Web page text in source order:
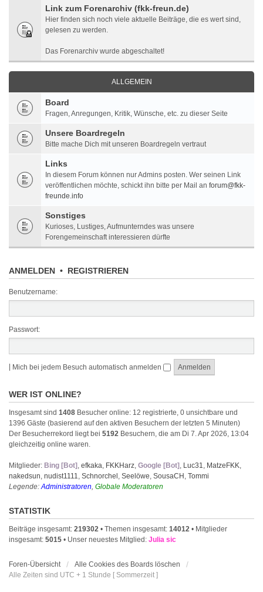
Link zum Forenarchiv (fkk-freun.de)
Hier finden sich noch viele aktuelle Beiträge, die es wert sind,
gelesen zu werden.
Das Forenarchiv wurde abgeschaltet!
ALLGEMEIN
Board
Fragen, Anregungen, Kritik, Wünsche, etc. zu dieser Seite
Unsere Boardregeln
Bitte mache Dich mit unseren Boardregeln vertraut
Links
In diesem Forum können nur Admins posten. Wer seinen Link
veröffentlichen möchte, schickt ihn bitte per Mail an forum@fkk-
freunde.info
Sonstiges
Kurioses, Lustiges, Aufmunterndes was unsere
Forengemeinschaft interessieren dürfte
ANMELDEN • REGISTRIEREN
Benutzername:
Passwort:
Mich bei jedem Besuch automatisch anmelden
WER IST ONLINE?
Insgesamt sind 1408 Besucher online: 12 registrierte, 0 unsichtbare und
1396 Gäste (basierend auf den aktiven Besuchern der letzten 5 Minuten)
Der Besucherrekord liegt bei 5192 Besuchern, die am Di 7. Apr 2026, 13:04
gleichzeitig online waren.
Mitglieder: Bing [Bot] , efkaka, FKKHarz, Google [Bot] , Luc31, MatzeFKK,
nakedsun, nudist1111, Schnorchel , Seelöwe, SousaCH , Tommi
Legende:Administratoren, Globale Moderatoren
STATISTIK
Beiträge insgesamt: 219302 • Themen insgesamt: 14012 • Mitglieder
insgesamt: 5015 • Unser neuestes Mitglied: Julia sic
Foren-Übersicht
Alle Cookies des Boards löschen
Alle Zeiten sind UTC + 1 Stunde [ Sommerzeit ]